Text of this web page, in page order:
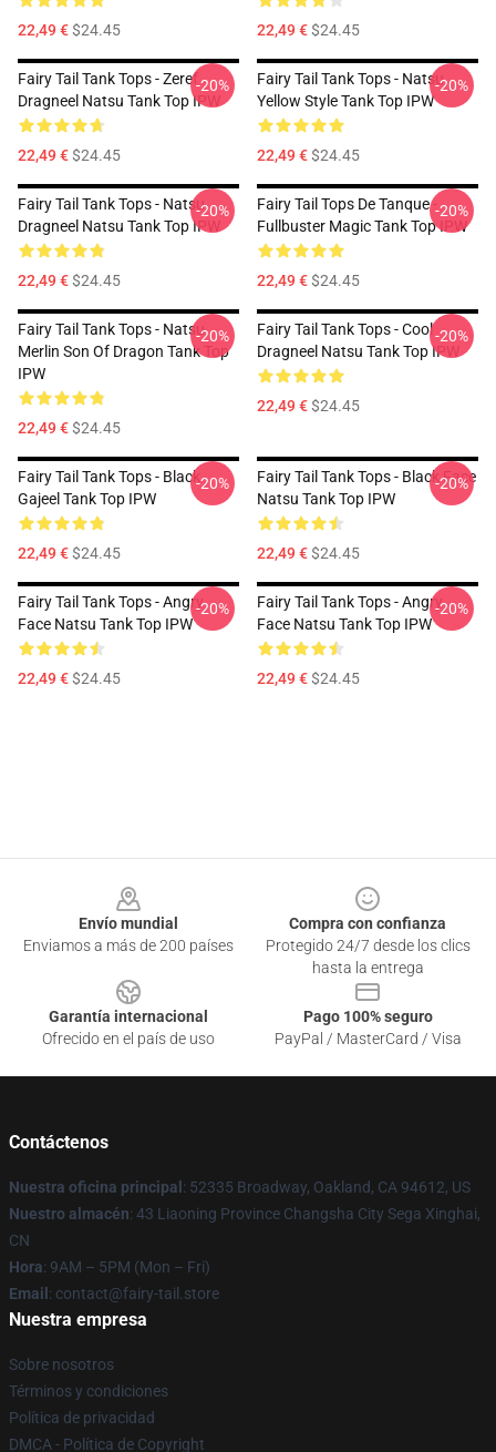
22,49 €$24.45 22,49 €$24.45
Fairy Tail Tank Tops - Zeref
Dragneel Natsu Tank Top IPW
22,49 €$24.45
-20%
Fairy Tail Tank Tops - Natsu
Yellow Style Tank Top IPW
22,49 €$24.45
-20%
Fairy Tail Tank Tops - Natsu
Dragneel Natsu Tank Top IPW
22,49 €$24.45
-20%
Fairy Tail Tops De Tanque -
Fullbuster Magic Tank Top IPW
22,49 €$24.45
-20%
Fairy Tail Tank Tops - Natsu
Merlin Son Of Dragon Tank Top
IPW
22,49 €$24.45
-20%
Fairy Tail Tank Tops - Cool
Dragneel Natsu Tank Top IPW
22,49 €$24.45
-20%
Fairy Tail Tank Tops - Black
Gajeel Tank Top IPW
22,49 €$24.45
-20%
Fairy Tail Tank Tops - Black Face
Natsu Tank Top IPW
22,49 €$24.45
-20%
Fairy Tail Tank Tops - Angry
Face Natsu Tank Top IPW
22,49 €$24.45
-20%
Fairy Tail Tank Tops - Angry
Face Natsu Tank Top IPW
22,49 €$24.45
-20%
Envío mundial
Enviamos a más de 200 países
Compra con confianza
Protegido 24/7 desde los clics
hasta la entrega
Garantía internacional
Ofrecido en el país de uso
Pago 100% seguro
PayPal / MasterCard / Visa
Contáctenos
Nuestra oficina principal : 52335 Broadway, Oakland, CA 94612, US
Nuestro almacén: 43 Liaoning Province Changsha City Sega Xinghai,
CN
Hora: 9AM – 5PM (Mon – Fri)
Email : contact@fairy-tail.store
Nuestra empresa
Sobre nosotros
Términos y condiciones
Política de privacidad
DMCA - Política de Copyright